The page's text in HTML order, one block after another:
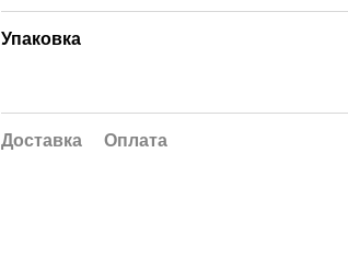
Упаковка
Доставка Оплата